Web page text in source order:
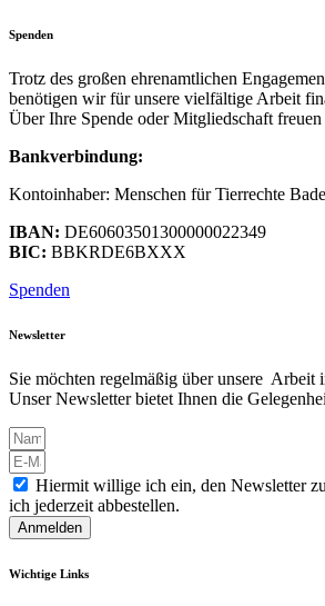
Spenden
Trotz des großen ehrenamtlichen
benötigen wir für unsere vielfältige Arbeit
Über Ihre Spende oder Mitgliedschaft freuen
Bankverbindung:
Kontoinhaber: Menschen für Tierrechte
IBAN: DE60603501300000022349
BIC: BBKRDE6BXXX
Spenden
Newsletter
Sie möchten regelmäßig über unsere Arbeit
Unser Newsletter bietet Ihnen die
Hiermit willige ich ein, den Newsletter
ich jederzeit abbestellen.
Anmelden
Wichtige Links